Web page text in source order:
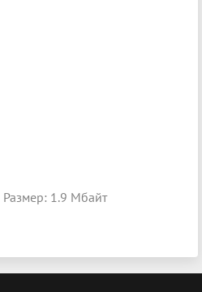
Размер: 1.9 Мбайт